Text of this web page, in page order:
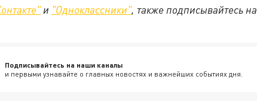
и "Одноклассники", также подписывайтесь на
Подписывайтесь на наши каналы
и первыми узнавайте о главных новостях и важнейших событиях дня.